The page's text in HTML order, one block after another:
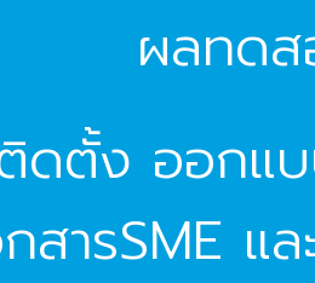
ผลทดส
ดตั้ง ออกแ
กสารSME